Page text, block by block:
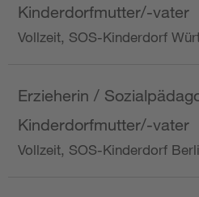
Kinderdorfmutter/-vater
Vollzeit, SOS-Kinderdorf
Erzieherin /
Kinderdorfmutter/-vater
Vollzeit, SOS-Kinderdorf